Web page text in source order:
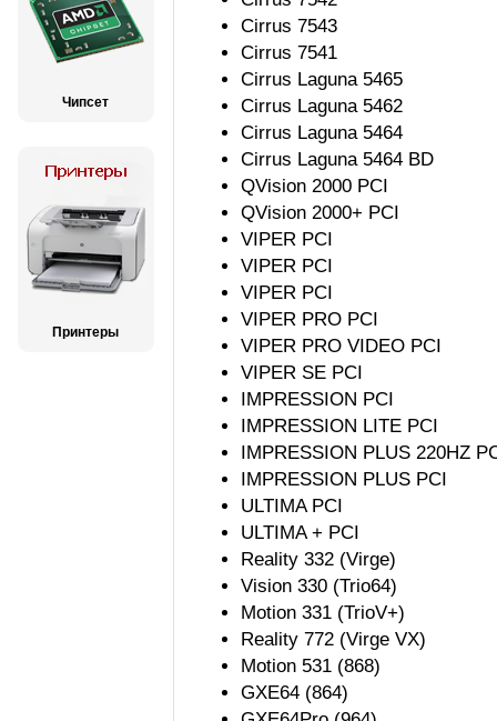
Чипсет
Принтеры
Cirrus 7543
Cirrus 7541
Cirrus Laguna 5465
Cirrus Laguna 5462
Cirrus Laguna 5464
Cirrus Laguna 5464 BD
QVision 2000 PCI
QVision 2000+ PCI
VIPER PCI
VIPER PCI
VIPER PCI
VIPER PRO PCI
VIPER PRO VIDEO PCI
VIPER SE PCI
IMPRESSION PCI
IMPRESSION LITE PCI
IMPRESSION PLUS 220HZ
IMPRESSION PLUS PCI
ULTIMA PCI
ULTIMA + PCI
Reality 332 (Virge)
Vision 330 (Trio64)
Motion 331 (TrioV+)
Reality 772 (Virge VX)
Motion 531 (868)
GXE64 (864)